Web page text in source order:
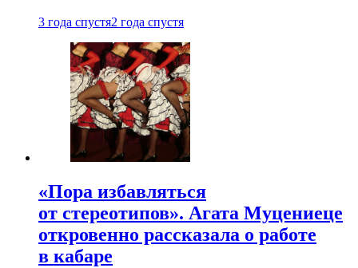
3 года спустя2 года спустя
«Пора избавляться
от стереотипов». Агата Муцениеце
откровенно рассказала о работе
в кабаре